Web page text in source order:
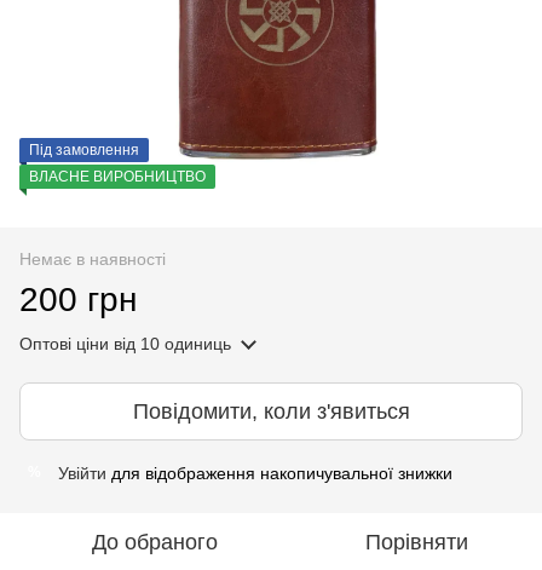
Під замовлення
ВЛАСНЕ ВИРОБНИЦТВО
Немає в наявності
200 грн
Оптові ціни від 10 одиниць
Повідомити, коли з'явиться
Увійти для відображення накопичувальної знижки
До обраного Порівняти